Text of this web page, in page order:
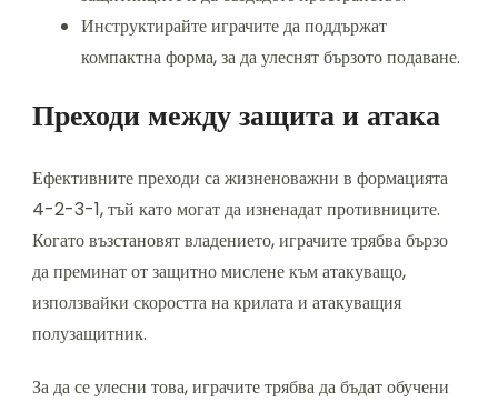
Инструктирайте играчите да поддържат
компактна форма, за да улеснят бързото подаване.
Преходи между защита и атака
Ефективните преходи са жизненоважни в формацията
4-2-3-1, тъй като могат да изненадат противниците.
Когато възстановят владението, играчите трябва бързо
да преминат от защитно мислене към атакуващо,
използвайки скоростта на крилата и атакуващия
полузащитник.
За да се улесни това, играчите трябва да бъдат обучени